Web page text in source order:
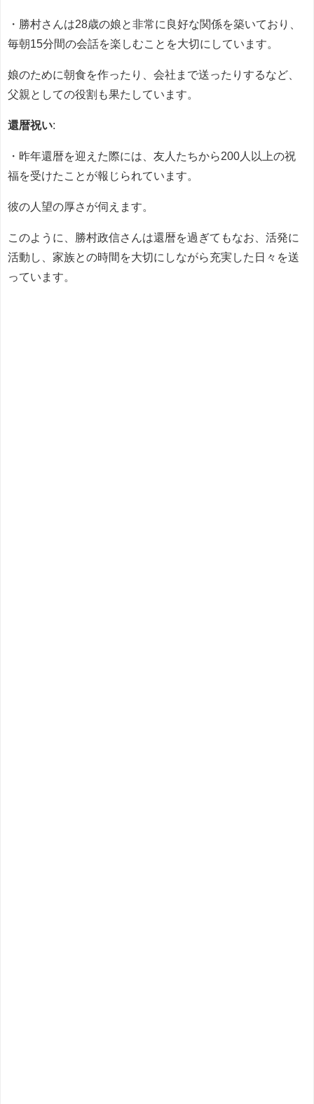
・勝村さんは28歳の娘と非常に良好な関係を築いており、
毎朝15分間の会話を楽しむことを大切にしています。
娘のために朝食を作ったり、会社まで送ったりするなど、
父親としての役割も果たしています。
還暦祝い:
・昨年還暦を迎えた際には、友人たちから200人以上の祝
福を受けたことが報じられています。
彼の人望の厚さが伺えます。
このように、勝村政信さんは還暦を過ぎてもなお、活発に
活動し、家族との時間を大切にしながら充実した日々を送
っています。